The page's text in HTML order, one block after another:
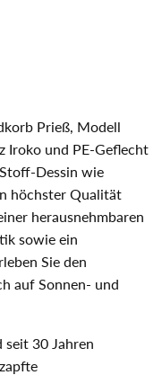
Prieß, Modell
Iroko und PE-Geflecht
Dessin wie
höchster Qualität
herausnehmbaren
sowie ein
Sie den
auf Sonnen- und
30 Jahren